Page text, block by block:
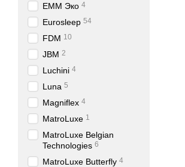
EMM Эко 4
Eurosleep 54
FDM 10
JBM 2
Luchini 4
Luna 5
Magniflex 4
MatroLuxe 1
MatroLuxe Belgian
Technologies 6
MatroLuxe Butterfly 4